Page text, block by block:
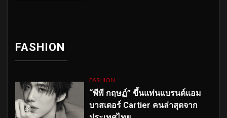
FASHION
FASHION
“พีพี กฤษฏ์” ขึ้นแท่นแบรนด์แอม
บาสเดอร์ Cartier คนล่าสุดจาก